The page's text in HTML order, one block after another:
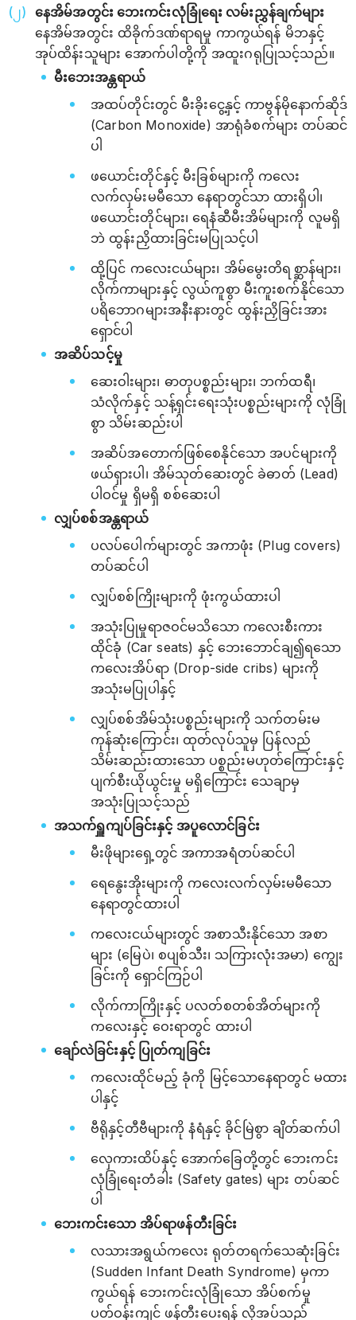
နေအိမ်အတွင်း ဘေးကင်းလုံခြုံရေး လမ်းညွှန်ချက်များ
နေအိမ်အတွင်း ထိခိုက်ဒဏ်ရာရမှု ကာကွယ်ရန် မိဘနှင့်
အုပ်ထိန်းသူများ အောက်ပါတို့ကို အထူးဂရုပြုသင့်သည်။
မီးဘေးအန္တရာယ်
အထပ်တိုင်းတွင် မီးခိုးငွေ့နှင့် ကာဗွန်မိုနောက်ဆိုဒ်
(Carbon Monoxide) အာရုံခံစက်များ တပ်ဆင်
ပါ
ဖယောင်းတိုင်နှင့် မီးခြစ်များကို ကလေး
လက်လှမ်းမမီသော နေရာတွင်သာ ထားရှိပါ၊
ဖယောင်းတိုင်များ၊ ရေနံဆီမီးအိမ်များကို လူမရှိ
ဘဲ ထွန်းညှိထားခြင်းမပြုသင့်ပါ
ထို့ပြင် ကလေးငယ်များ၊ အိမ်မွေးတိရစ္ဆာန်များ၊
လိုက်ကာများနှင့် လွယ်ကူစွာ မီးကူးစက်နိုင်သော
ပရိဘောဂများအနီးနားတွင် ထွန်းညှိခြင်းအား
ရှောင်ပါ
အဆိပ်သင့်မှု
ဆေးဝါးများ၊ ဓာတုပစ္စည်းများ၊ ဘက်ထရီ၊
သံလိုက်နှင့် သန့်ရှင်းရေးသုံးပစ္စည်းများကို လုံခြုံ
စွာ သိမ်းဆည်းပါ
အဆိပ်အတောက်ဖြစ်စေနိုင်သော အပင်များကို
ဖယ်ရှားပါ၊ အိမ်သုတ်ဆေးတွင် ခဲဓာတ် (Lead)
ပါဝင်မှု ရှိမရှိ စစ်ဆေးပါ
လျှပ်စစ်အန္တရာယ်
ပလပ်ပေါက်များတွင် အကာဖုံး (Plug covers)
တပ်ဆင်ပါ
လျှပ်စစ်ကြိုးများကို ဖုံးကွယ်ထားပါ
အသုံးပြုမှုရာဇဝင်မသိသော ကလေးစီးကား
ထိုင်ခုံ (Car seats) နှင့် ဘေးဘောင်ချ၍ရသော
ကလေးအိပ်ရာ (Drop-side cribs) များကို
အသုံးမပြုပါနှင့်
လျှပ်စစ်အိမ်သုံးပစ္စည်းများကို သက်တမ်းမ
ကုန်ဆုံးကြောင်း၊ ထုတ်လုပ်သူမှ ပြန်လည်
သိမ်းဆည်းထားသော ပစ္စည်းမဟုတ်ကြောင်းနှင့်
ပျက်စီးယိုယွင်းမှု မရှိကြောင်း သေချာမှ
အသုံးပြုသင့်သည်
အသက်ရှူကျပ်ခြင်းနှင့် အပူလောင်ခြင်း
မီးဖိုများရှေ့တွင် အကာအရံတပ်ဆင်ပါ
ရေနွေးအိုးများကို ကလေးလက်လှမ်းမမီသော
နေရာတွင်ထားပါ
ကလေးငယ်များတွင် အစာသီးနိုင်သော အစာ
များ (မြေပဲ၊ စပျစ်သီး၊ သကြားလုံးအမာ) ကျွေး
ခြင်းကို ရှောင်ကြဉ်ပါ
လိုက်ကာကြိုးနှင့် ပလတ်စတစ်အိတ်များကို
ကလေးနှင့် ဝေးရာတွင် ထားပါ
ချော်လဲခြင်းနှင့် ပြုတ်ကျခြင်း
ကလေးထိုင်မည့် ခုံကို မြင့်သောနေရာတွင် မထား
ပါနှင့်
ဗီရိုနှင့်တီဗီများကို နံရံနှင့် ခိုင်မြဲစွာ ချိတ်ဆက်ပါ
လှေကားထိပ်နှင့် အောက်ခြေတို့တွင် ဘေးကင်း
လုံခြုံရေးတံခါး (Safety gates) များ တပ်ဆင်
ပါ
ဘေးကင်းသော အိပ်ရာဖန်တီးခြင်း
လသားအရွယ်ကလေး ရုတ်တရက်သေဆုံးခြင်း
(Sudden Infant Death Syndrome) မှကာ
ကွယ်ရန် ဘေးကင်းလုံခြုံသော အိပ်စက်မှု
ပတ်ဝန်းကျင် ဖန်တီးပေးရန် လိုအပ်သည်